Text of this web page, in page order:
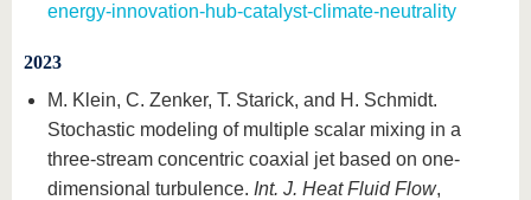
energy-innovation-hub-catalyst-climate-neutrality
2023
M. Klein, C. Zenker, T. Starick, and H. Schmidt.
Stochastic modeling of multiple scalar mixing in a
three-stream concentric coaxial jet based on one-
dimensional turbulence. Int. J. Heat Fluid Flow,